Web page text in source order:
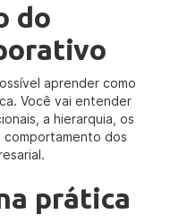
do
aprender como
Você vai entender
a hierarquia, os
dos
prática